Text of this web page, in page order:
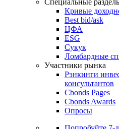
Кривые
Best bid/ask
ЦФА
ESG
Сукук
Ломбардные
Участники рынка
Рэнкинги
консультантов
Cbonds Pages
Cbonds Awards
Опросы